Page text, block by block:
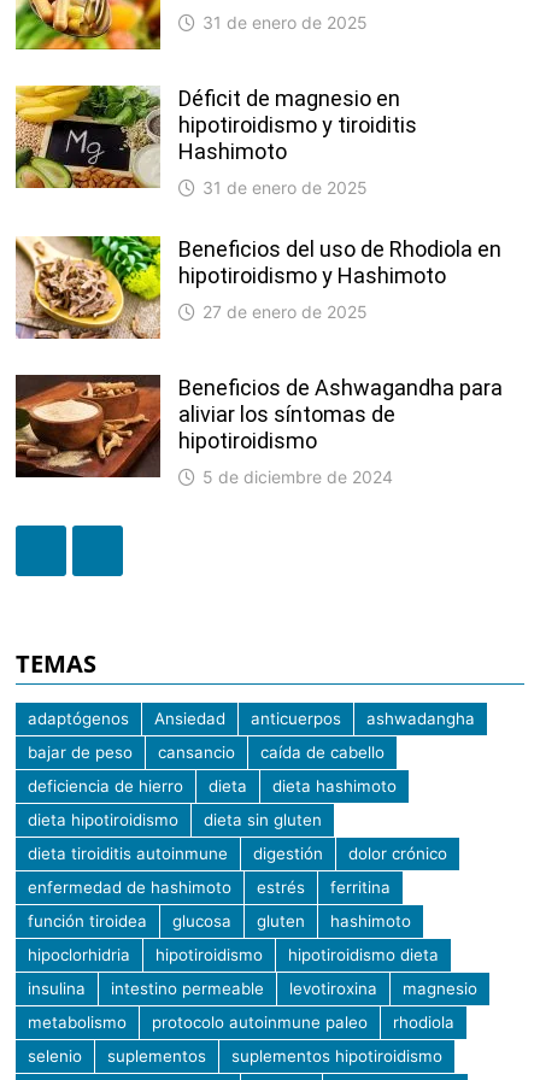
31 de enero de 2025
Déficit de magnesio en
hipotiroidismo y tiroiditis
Hashimoto
31 de enero de 2025
Beneficios del uso de Rhodiola en
hipotiroidismo y Hashimoto
27 de enero de 2025
Beneficios de Ashwagandha para
aliviar los síntomas de
hipotiroidismo
5 de diciembre de 2024
TEMAS
adaptógenos Ansiedad anticuerpos
ashwadangha
bajar de peso
cansancio
caída de cabello
deficiencia de hierro
dieta
dieta hashimoto
dieta hipotiroidismo
dieta sin gluten
dieta tiroiditis autoinmune
digestión
dolor crónico
enfermedad de hashimoto
estrés
ferritina
función tiroidea
glucosa gluten
hashimoto
hipoclorhidria
hipotiroidismo
hipotiroidismo dieta
insulina
intestino permeable levotiroxina
magnesio
metabolismo
protocolo autoinmune paleo
rhodiola
selenio
suplementos
suplementos hipotiroidismo